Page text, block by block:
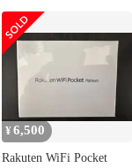
¥6,500
Rakuten WiFi Pocket